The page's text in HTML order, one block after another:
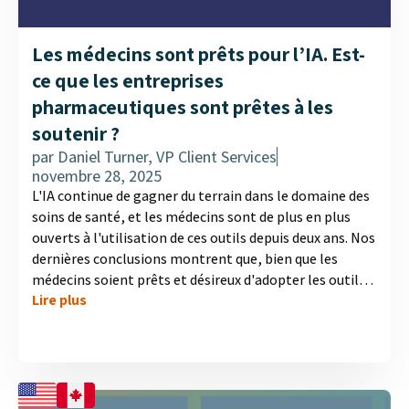
Les médecins sont prêts pour l’IA. Est-
ce que les entreprises
pharmaceutiques sont prêtes à les
soutenir ?
par Daniel Turner, VP Client Services
novembre 28, 2025
L'IA continue de gagner du terrain dans le domaine des
soins de santé, et les médecins sont de plus en plus
ouverts à l'utilisation de ces outils depuis deux ans. Nos
dernières conclusions montrent que, bien que les
médecins soient prêts et désireux d'adopter les outils
d'IA, la plupart d'entre eux n'ont pas encore reçu de
évident entre l'enthousiasme des médecins et l'aide qui
Lire plus